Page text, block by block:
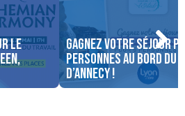
le
Gagnez votre séjour
personnes au bord du
d’Annecy !